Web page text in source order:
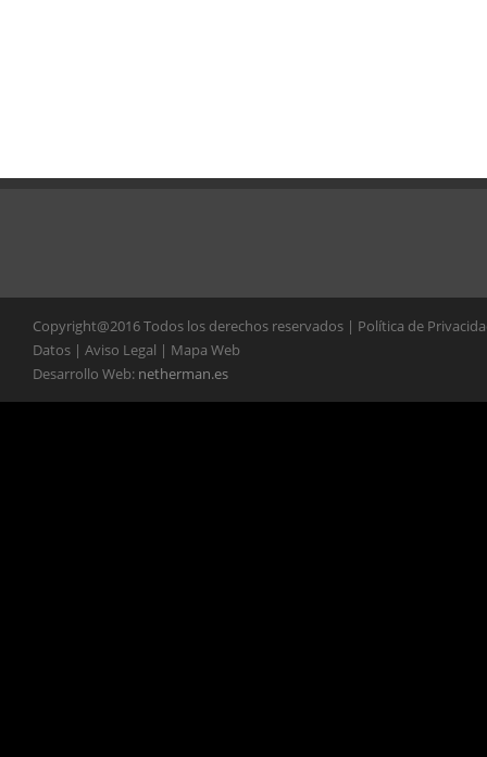
Copyright@2016 Todos los derechos reservados | Política de
Datos | Aviso Legal | Mapa Web
Desarrollo Web: netherman.es